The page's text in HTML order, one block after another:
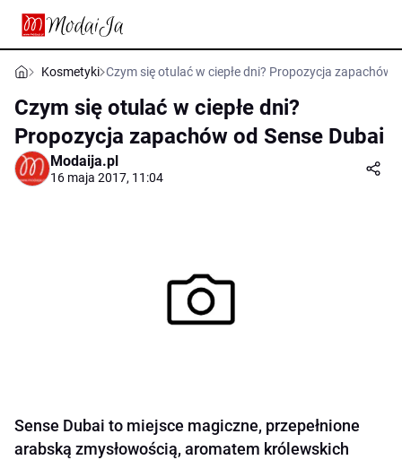
Kosmetyki Czym się otulać w ciepłe dni? Propozycja zapachów
Czym się otulać w ciepłe dni?
Propozycja zapachów od Sense Dubai
Modaija.pl
16 maja 2017, 11:04
Sense Dubai to miejsce magiczne, przepełnione
arabską zmysłowością, aromatem królewskich